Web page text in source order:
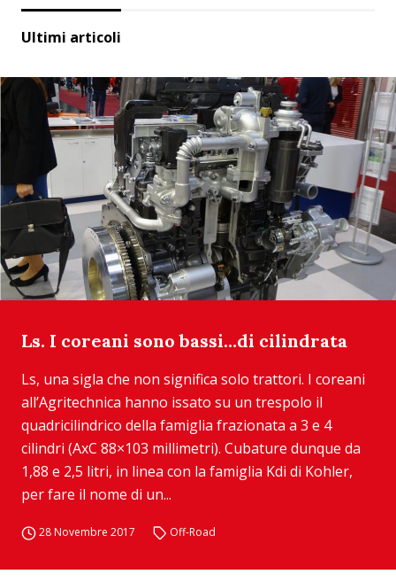
Ultimi articoli
Ls. I coreani sono bassi…di cilindrata
Ls, una sigla che non significa solo trattori. I coreani
all’Agritechnica hanno issato su un trespolo il
quadricilindrico della famiglia frazionata a 3 e 4
cilindri (AxC 88×103 millimetri). Cubature dunque da
1,88 e 2,5 litri, in linea con la famiglia Kdi di Kohler,
per fare il nome di un...
28 Novembre 2017 Off-Road